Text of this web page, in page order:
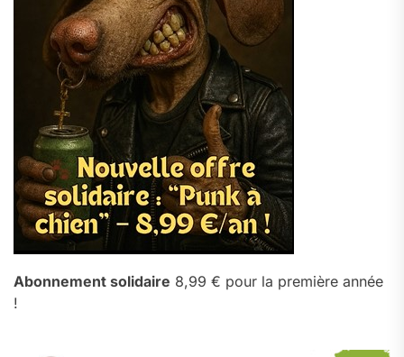
Abonnement solidaire 8,99 € pour la première année
!